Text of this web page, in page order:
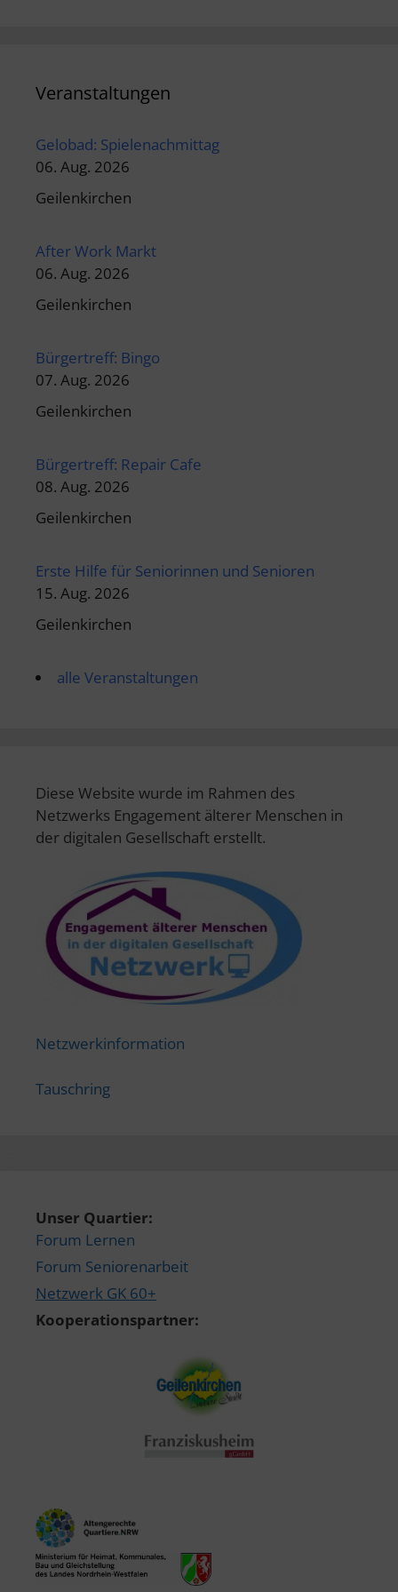
Veranstaltungen
Gelobad: Spielenachmittag
06. Aug. 2026
Geilenkirchen
After Work Markt
06. Aug. 2026
Geilenkirchen
Bürgertreff: Bingo
07. Aug. 2026
Geilenkirchen
Bürgertreff: Repair Cafe
08. Aug. 2026
Geilenkirchen
Erste Hilfe für Seniorinnen und Senioren
15. Aug. 2026
Geilenkirchen
alle Veranstaltungen
Diese Website wurde im Rahmen des
Netzwerks Engagement älterer Menschen in
der digitalen Gesellschaft erstellt.
Netzwerkinformation
Tauschring
Unser Quartier:
Forum Lernen
Forum Seniorenarbeit
Netzwerk GK 60+
Kooperationspartner: